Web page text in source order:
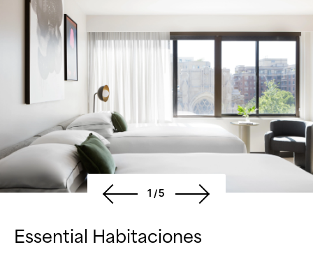
1/5
Essential Habitaciones